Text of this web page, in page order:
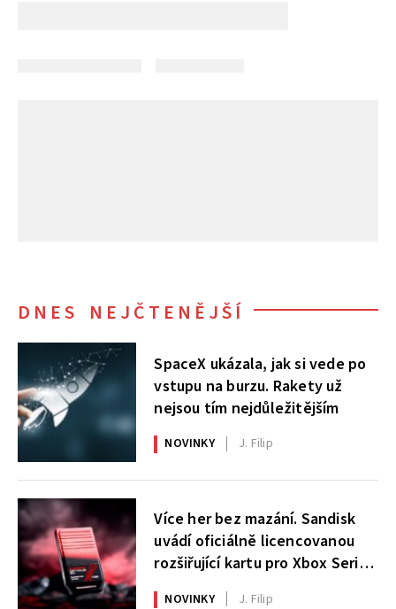
DNES NEJČTENĚJŠÍ
SpaceX ukázala, jak si vede po
vstupu na burzu. Rakety už
nejsou tím nejdůležitějším
NOVINKY J. Filip
Více her bez mazání. Sandisk
uvádí oficiálně licencovanou
rozšiřující kartu pro Xbox Series
X|S
NOVINKY J. Filip